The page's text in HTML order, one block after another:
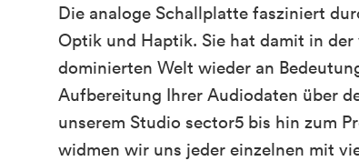
Die analoge Schallplatte fasziniert
Optik und Haptik. Sie hat damit in
dominierten Welt wieder an
Aufbereitung Ihrer Audiodaten über
unserem Studio sector5 bis hin zum
widmen wir uns jeder einzelnen mit